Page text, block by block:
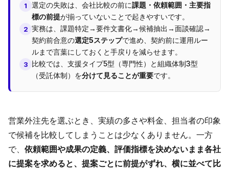
1 選定の失敗は、会社比較の前に課題・依頼範囲・主要指
標の前提が揃っていないことで起きやすいです。
2 実務は、課題特定→要件文書化→候補抽出→面談確認→
契約前合意の選定5ステップで進め、契約前に運用ルー
ルまで言葉にしておくと手戻りを減らせます。
3 比較では、支援タイプ5型（専門性）と組織体制3型
（受託体制）を分けて見ることが重要です。
営業外注先を選ぶとき、実績の多さや料金、担当者の印象
で候補を比較してしまうことは少なくありません。一方
で、 依頼範囲や成果の定義、評価指標を決めないまま各社
に提案を求めると、提案ごとに前提がずれ、横に並べて比